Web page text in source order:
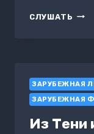
СЛУШАТЬ
ЗАРУБЕЖНАЯ
ЗАРУБЕЖНАЯ
Из Тени